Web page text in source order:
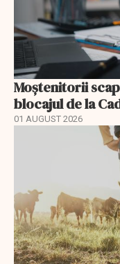
Moștenitorii
blocajul de la
01 AUGUST 2026